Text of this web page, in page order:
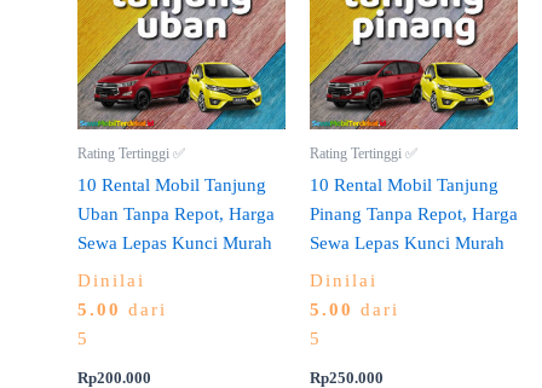
Rating Tertinggi ✅
10 Rental Mobil Tanjung
Uban Tanpa Repot, Harga
Sewa Lepas Kunci Murah
Dinilai
5.00 dari
5
Rp200.000
Rating Tertinggi ✅
10 Rental Mobil Tanjung
Pinang Tanpa Repot, Harga
Sewa Lepas Kunci Murah
Dinilai
5.00 dari
5
Rp250.000